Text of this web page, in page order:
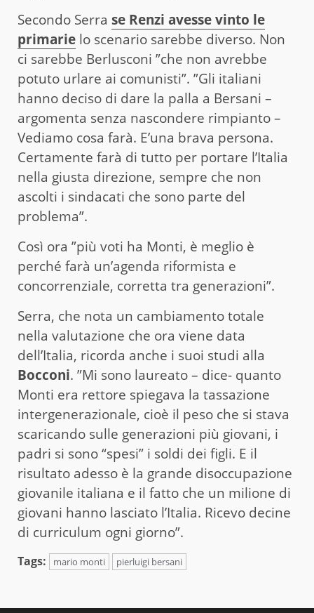
Secondo Serra se Renzi avesse vinto le
primarie lo scenario sarebbe diverso. Non
ci sarebbe Berlusconi ”che non avrebbe
potuto urlare ai comunisti”. ”Gli italiani
hanno deciso di dare la palla a Bersani –
argomenta senza nascondere rimpianto –
Vediamo cosa farà. E’una brava persona.
Certamente farà di tutto per portare l’Italia
nella giusta direzione, sempre che non
ascolti i sindacati che sono parte del
problema”.
Così ora ”più voti ha Monti, è meglio è
perché farà un’agenda riformista e
concorrenziale, corretta tra generazioni”.
Serra, che nota un cambiamento totale
nella valutazione che ora viene data
dell’Italia, ricorda anche i suoi studi alla
Bocconi. ”Mi sono laureato – dice- quanto
Monti era rettore spiegava la tassazione
intergenerazionale, cioè il peso che si stava
scaricando sulle generazioni più giovani, i
padri si sono “spesi” i soldi dei figli. E il
risultato adesso è la grande disoccupazione
giovanile italiana e il fatto che un milione di
giovani hanno lasciato l’Italia. Ricevo decine
di curriculum ogni giorno”.
Tags: mario monti pierluigi bersani